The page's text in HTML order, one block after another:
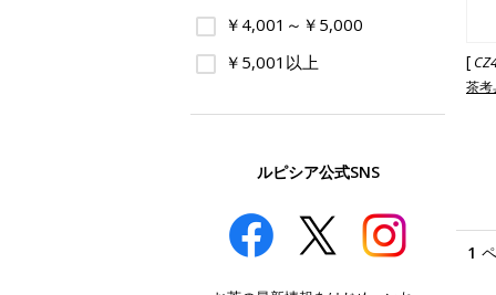
[
茶考
1
￥4,001～￥5,000
￥5,001以上
ルピシア公式SNS